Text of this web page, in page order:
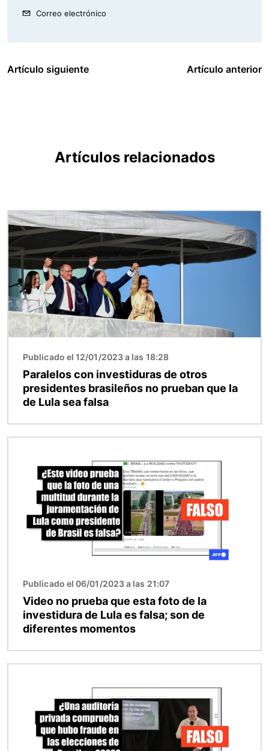
Correo electrónico
Artículo siguiente Artículo anterior
Artículos relacionados
Imagen
Publicado el 12/01/2023 a las 18:28
Paralelos con investiduras de otros
presidentes brasileños no prueban que la
de Lula sea falsa
Publicado el 06/01/2023 a las 21:07
Video no prueba que esta foto de la
investidura de Lula es falsa; son de
diferentes momentos